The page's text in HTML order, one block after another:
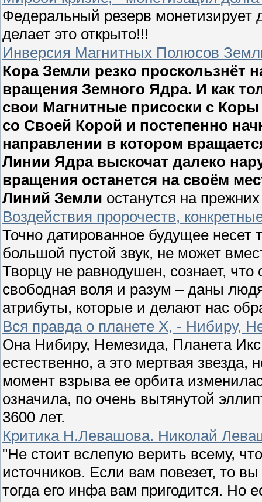
Федеральный резерв монетизирует
делает это открыто!!!
Инверсия Магнитных Полюсов
Кора Земли резко проскользнёт
вращения Земного Ядра. И как
свои Магнитные присоски с
со Своей Корой и постепенно
направлении в котором
Линии Ядра выскочат далеко
вращения останется на своём
Линий Земли останутся на
Воздействия пророчеств,
Точно датированное будущее несет
большой пустой звук, не может
Творцу не равнодушен, сознает,
свободная воля и разум – даны
атрибуты, которые и делают нас
Вся правда о планете Х, - Нибиру,
Она Нибиру, Немезида, Планета
естественно, а это мертвая звезда,
момент взрыва ее орбита
означила, по очень вытянутой
3600 лет.
Критика Н.Левашова. Николай
"Не стоит вслепую верить всему,
источников. Если вам повезет, то
тогда его инфа вам пригодится. Но